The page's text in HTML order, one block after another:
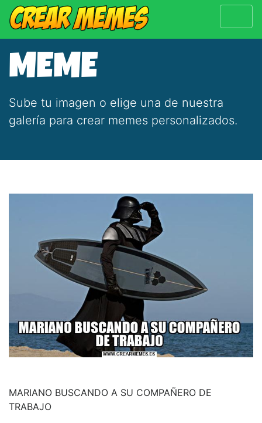
MEME
Sube tu imagen o elige una de nuestra
galería para crear memes personalizados.
MARIANO BUSCANDO A SU COMPAÑERO DE
TRABAJO